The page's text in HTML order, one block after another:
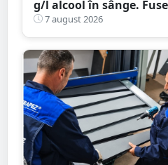
g/l alcool în sânge.
că circula pe contrasens
7 august 2026